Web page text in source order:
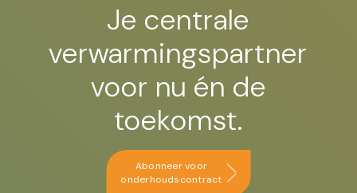
Je centrale
verwarmingspartner
voor nu én de
toekomst.
Abonneer voor
onderhoudscontract